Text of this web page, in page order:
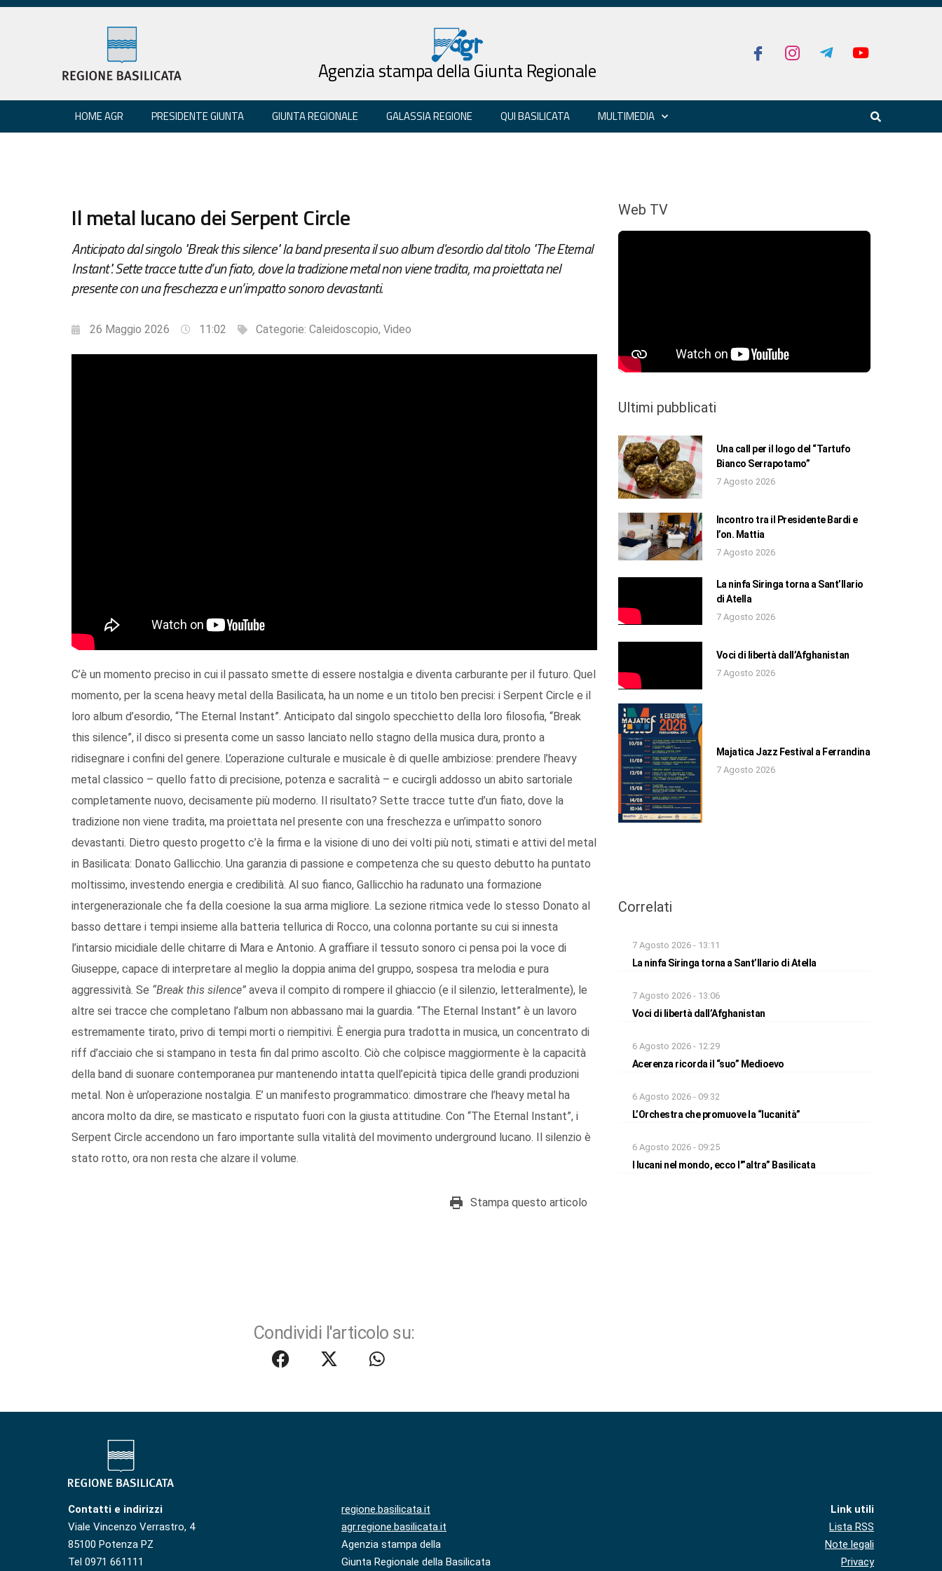
Agenzia stampa della Giunta Regionale
HOME AGR PRESIDENTE GIUNTA GIUNTA REGIONALE GALASSIA REGIONE QUI BASILICATA MULTIMEDIA
Il metal lucano dei Serpent Circle
Anticipato dal singolo "Break this silence" la band presenta il suo album d'esordio dal titolo "The Eternal
Instant". Sette tracce tutte d’un fiato, dove la tradizione metal non viene tradita, ma proiettata nel
presente con una freschezza e un’impatto sonoro devastanti.
26 Maggio 2026 11:02 Categorie: Caleidoscopio, Video
C’è un momento preciso in cui il passato smette di essere nostalgia e diventa carburante per il futuro. Quel
momento, per la scena heavy metal della Basilicata, ha un nome e un titolo ben precisi: i Serpent Circle e il
loro album d’esordio, “The Eternal Instant”. Anticipato dal singolo specchietto della loro filosofia, “Break
this silence”, il disco si presenta come un sasso lanciato nello stagno della musica dura, pronto a
ridisegnare i confini del genere. L’operazione culturale e musicale è di quelle ambiziose: prendere l’heavy
metal classico – quello fatto di precisione, potenza e sacralità – e cucirgli addosso un abito sartoriale
completamente nuovo, decisamente più moderno. Il risultato? Sette tracce tutte d’un fiato, dove la
tradizione non viene tradita, ma proiettata nel presente con una freschezza e un’impatto sonoro
devastanti. Dietro questo progetto c’è la firma e la visione di uno dei volti più noti, stimati e attivi del metal
in Basilicata: Donato Gallicchio. Una garanzia di passione e competenza che su questo debutto ha puntato
moltissimo, investendo energia e credibilità. Al suo fianco, Gallicchio ha radunato una formazione
intergenerazionale che fa della coesione la sua arma migliore. La sezione ritmica vede lo stesso Donato al
basso dettare i tempi insieme alla batteria tellurica di Rocco, una colonna portante su cui si innesta
l’intarsio micidiale delle chitarre di Mara e Antonio. A graffiare il tessuto sonoro ci pensa poi la voce di
Giuseppe, capace di interpretare al meglio la doppia anima del gruppo, sospesa tra melodia e pura
aggressività. Se “Break this silence” aveva il compito di rompere il ghiaccio (e il silenzio, letteralmente), le
altre sei tracce che completano l’album non abbassano mai la guardia. “The Eternal Instant” è un lavoro
estremamente tirato, privo di tempi morti o riempitivi. È energia pura tradotta in musica, un concentrato di
riff d’acciaio che si stampano in testa fin dal primo ascolto. Ciò che colpisce maggiormente è la capacità
della band di suonare contemporanea pur mantenendo intatta quell’epicità tipica delle grandi produzioni
metal. Non è un’operazione nostalgia. E’ un manifesto programmatico: dimostrare che l’heavy metal ha
ancora molto da dire, se masticato e risputato fuori con la giusta attitudine. Con “The Eternal Instant”, i
Serpent Circle accendono un faro importante sulla vitalità del movimento underground lucano. Il silenzio è
stato rotto, ora non resta che alzare il volume.
Stampa questo articolo
Condividi l'articolo su:
Web TV
Ultimi pubblicati
Una call per il logo del “Tartufo
Bianco Serrapotamo”
7 Agosto 2026
Incontro tra il Presidente Bardi e
l’on. Mattia
7 Agosto 2026
La ninfa Siringa torna a Sant’Ilario
di Atella
7 Agosto 2026
Voci di libertà dall’Afghanistan
7 Agosto 2026
Majatica Jazz Festival a Ferrandina
7 Agosto 2026
Correlati
7 Agosto 2026 - 13:11
La ninfa Siringa torna a Sant’Ilario di Atella
7 Agosto 2026 - 13:06
Voci di libertà dall’Afghanistan
6 Agosto 2026 - 12:29
Acerenza ricorda il “suo” Medioevo
6 Agosto 2026 - 09:32
L’Orchestra che promuove la “lucanità”
6 Agosto 2026 - 09:25
I lucani nel mondo, ecco l'”altra” Basilicata
Contatti e indirizzi
Viale Vincenzo Verrastro, 4
85100 Potenza PZ
Tel 0971 661111
regione.basilicata.it
agr.regione.basilicata.it
Agenzia stampa della
Giunta Regionale della Basilicata
Link utili
Lista RSS
Note legali
Privacy